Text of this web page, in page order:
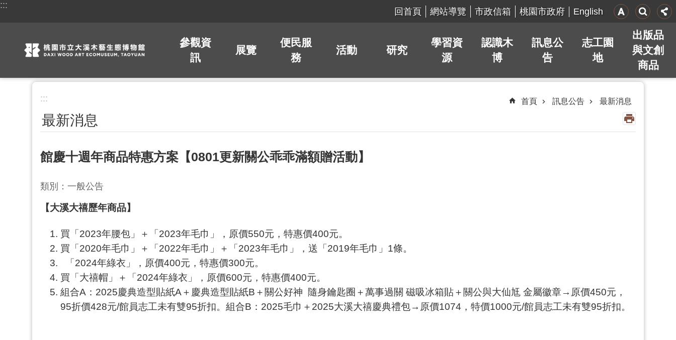
跳到主要內容區塊
:::
回首頁 網站導覽 市政信箱 桃園市政府 English
參觀資
訊
展覽
便民服
務
活動 研究
學習資
源
認識木
博
訊息公
告
志工園
地
出版品
與文創
商品
::: 首頁 訊息公告 最新消息
最新消息
館慶十週年商品特惠方案【0801更新關公乖乖滿額贈活動】
類別：一般公告
【大溪大禧歷年商品】
買「2023年腰包」＋「2023年毛巾」，原價550元，特惠價400元。
買「2020年毛巾」＋「2022年毛巾」＋「2023年毛巾」，送「2019年毛巾」1條。
「2024年綠衣」，原價400元，特惠價300元。
買「大禧帽」＋「2024年綠衣」，原價600元，特惠價400元。
組合A：2025慶典造型貼紙A＋慶典造型貼紙B＋關公好神 隨身鑰匙圈＋萬事過關 磁吸冰箱貼＋關公與大仙尪 金屬徽章→原價450元，
95折價428元/館員志工未有雙95折扣。組合B：2025毛巾＋2025大溪大禧慶典禮包→原價1074，特價1000元/館員志工未有雙95折扣。